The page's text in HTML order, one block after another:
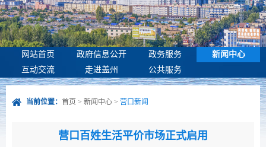
网站首页 政府信息公开 政务服务
新闻中心
互动交流
走进盖州 公共服务
当前位置： 首页 > 新闻中心 > 营口新闻
营口百姓生活平价市场正式启用